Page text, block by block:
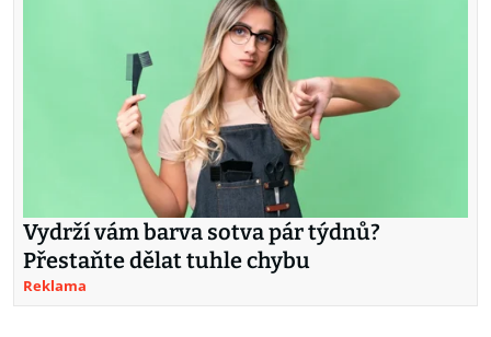
Vydrží vám barva sotva pár týdnů?
Přestaňte dělat tuhle chybu
Reklama